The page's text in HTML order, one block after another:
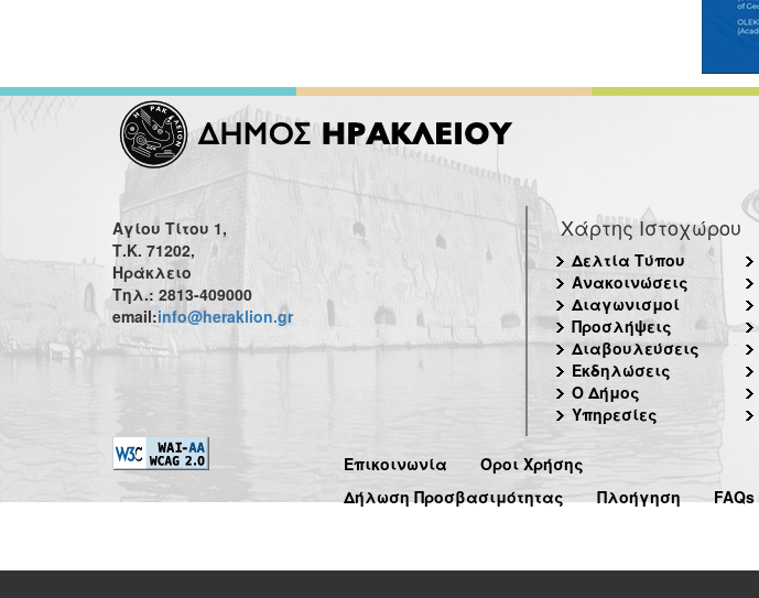
Αγίου Τίτου 1,
Τ.Κ. 71202,
Ηράκλειο
Τηλ.: 2813-409000
email:info@heraklion.gr
Χάρτης Ιστοχώρου
Δελτία Τύπου
Ανακοινώσεις
Διαγωνισμοί
Προσλήψεις
Διαβουλεύσεις
Εκδηλώσεις
Ο Δήμος
Υπηρεσίες
Επικοινωνία
Όροι Χρήσης
Δήλωση Προσβασιμότητας
Πλοήγηση FAQs